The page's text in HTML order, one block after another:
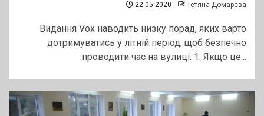
22.05.2020 Тетяна Домарєва
Видання Vox наводить низку порад, яких варто
дотримуватись у літній період, щоб безпечно
проводити час на вулиці. 1. Якщо це...